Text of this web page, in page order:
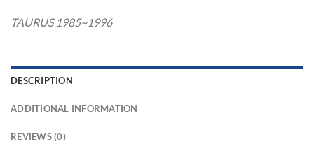
TAURUS 1985~1996
DESCRIPTION
ADDITIONAL INFORMATION
REVIEWS (0)